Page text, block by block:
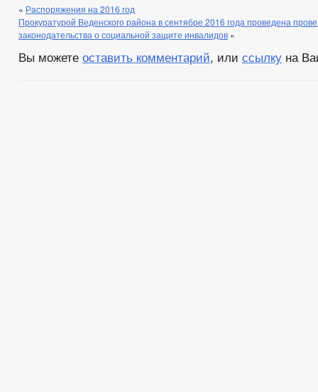
« Распоряжения на 2016 год
Прокуратурой Веденского района в сентябре 2016 года проведена
законодательства о социальной защите инвалидов »
Вы можете оставить комментарий, или ссылку на